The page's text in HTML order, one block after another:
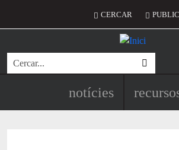
Menú del
CERCAR
Cerca
Navegació
notícies